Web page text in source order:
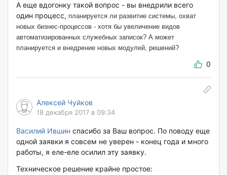
А еще вдогонку такой вопрос - вы внедрили всего
один процесс, планируется ли развитие системы, охват
новых бизнес-процессов - хотя бы увеличение видов
автоматизированных служебных записок? А может
планируется и внедрение новых модулей, решений?
0
Алексей Чуйков
18 декабря 2017 в 09:34
Василий Ившин спасибо за Ваш вопрос. По поводу еще
одной заявки я совсем не уверен - конец года и много
работы, я еле-еле осилил эту заявку.
Техническое решение крайне простое: